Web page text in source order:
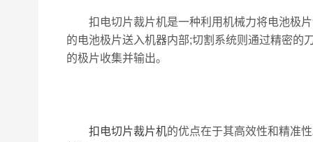
扣电切片裁片机是一种利用机械力将电池极片
的电池极片送入机器内部;切割系统则通过精密的
的极片收集并输出。
扣电切片裁片机的优点在于其高效性和精准